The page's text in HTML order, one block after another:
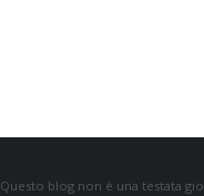
Questo blog non è una testata